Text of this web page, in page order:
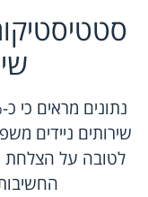
שירותים ניידים
לטובה על הצלחת